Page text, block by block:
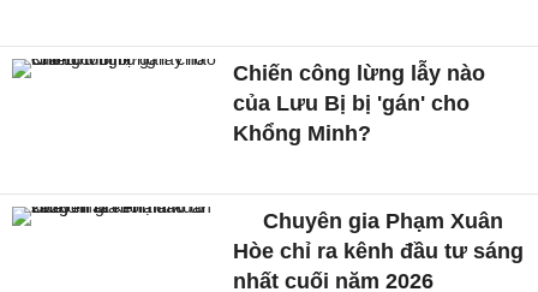
Chiến công lừng lẫy nào
của Lưu Bị bị 'gán' cho
Khổng Minh?
Chuyên gia Phạm Xuân
Hòe chỉ ra kênh đầu tư sáng
nhất cuối năm 2026